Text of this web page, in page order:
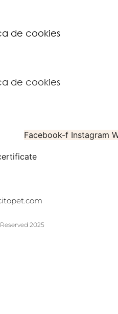
de cookies
de cookies
Facebook-f Instagram
2025